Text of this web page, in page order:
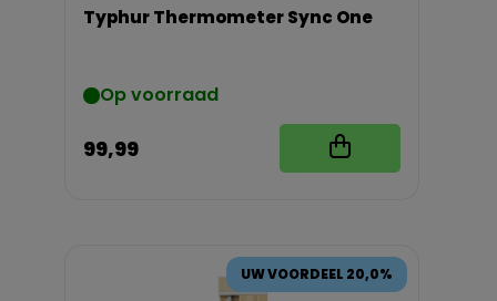
Typhur Thermometer Sync One
Op voorraad
99,99
UW VOORDEEL 20,0%